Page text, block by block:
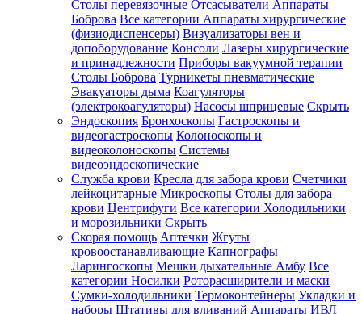
Столы перевязочные Отсасыватели Аппараты
Боброва Все категории Аппараты хирургические
(физиодиспенсеры) Визуализаторы вен и
допоборудование Консоли Лазеры хирургические
и принадлежности Приборы вакуумной терапии
Столы Боброва Турникеты пневматические
Эвакуаторы дыма Коагуляторы
(электрокоагуляторы) Насосы шприцевые Скрыть
Эндоскопия Бронхоскопы Гастроскопы и
видеогастроскопы Колоноскопы и
видеоколоноскопы Системы
видеоэндоскопические
Служба крови Кресла для забора крови Счетчики
лейкоцитарные Микроскопы Столы для забора
крови Центрифуги Все категории Холодильники
и морозильники Скрыть
Скорая помощь Аптечки Жгуты
кровоостанавливающие Капнографы
Ларингоскопы Мешки дыхательные Амбу Все
категории Носилки Роторасширители и маски
Сумки-холодильники Термоконтейнеры Укладки и
наборы Штативы для вливаний Аппараты ИВЛ